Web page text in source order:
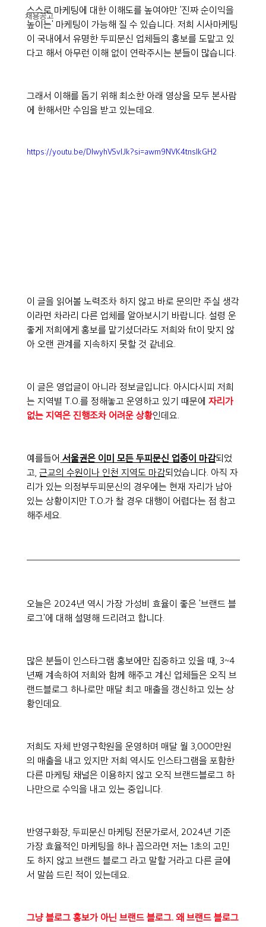
채용공고
스스로 마케팅에 대한 이해도를 높여야만 '진짜 순이익을
높이는' 마케팅이 가능해 질 수 있습니다. 저희 시사마케팅
이 국내에서 유명한 두피문신 업체들의 홍보를 도맡고 있
다고 해서 아무런 이해 없이 연락주시는 분들이 많습니다.
그래서 이해를 돕기 위해 최소한 아래 영상을 모두 본사람
에 한해서만 수임을 받고 있는데요.
https://youtu.be/DIwyhVSvlJk?si=awm9NVK4tnslkGH2
이 글을 읽어볼 노력조차 하지 않고 바로 문의만 주실 생각
이라면 차라리 다른 업체를 알아보시기 바랍니다. 설령 운
좋게 저희에게 홍보를 맡기셨더라도 저희와 fit이 맞지 않
아 오랜 관계를 지속하지 못할 것 같네요.
이 글은 영업글이 아니라 정보글입니다. 아시다시피 저희
는 지역별 T.O.를 정해놓고 운영하고 있기 때문에 자리가
없는 지역은 진행조차 어려운 상황인데요.
예를들어 서울권은 이미 모든 두피문신 업종이 마감되었
고, 근교의 수원이나 인천 지역도 마감되었습니다. 아직 자
리가 있는 의정부두피문신의 경우에는 현재 자리가 남아
있는 상황이지만 T.O.가 찰 경우 대행이 어렵다는 점 참고
해주세요.
오늘은 2024년 역시 가장 가성비 효율이 좋은 '브랜드 블
로그'에 대해 설명해 드리려고 합니다.
많은 분들이 인스타그램 홍보에만 집중하고 있을 때, 3~4
년째 계속하여 저희와 함께 해주고 계신 업체들은 오직 브
랜드블로그 하나로만 매달 최고 매출을 갱신하고 있는 상
황인데요.
저희도 자체 반영구학원을 운영하며 매달 월 3,000만원
의 매출을 내고 있지만 저희 역시도 인스타그램을 포함한
다른 마케팅 채널은 이용하지 않고 오직 브랜드블로그 하
나만으로 수익을 내고 있는 중입니다.
반영구화장, 두피문신 마케팅 전문가로서, 2024년 기준
가장 효율적인 마케팅을 하나 꼽으라면 저는 1초의 고민
도 하지 않고 브랜드 블로그 라고 말할 거라고 다른 글에
서 말씀 드린 적이 있는데요.
그냥 블로그 홍보가 아닌 브랜드 블로그. 왜 브랜드 블로그